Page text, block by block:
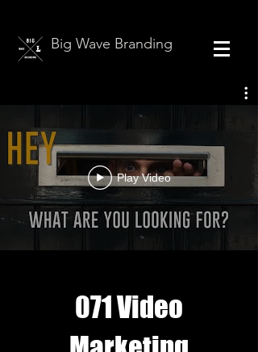
Big Wave Branding
Play Video
071 Video